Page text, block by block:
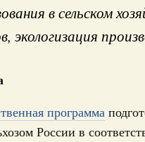
в сельском
экологизация
программа
России в
поручения по
индустрия
6 августа, четверг